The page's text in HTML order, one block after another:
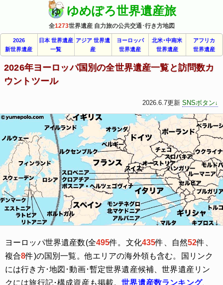
ゆめぽろ世界遺産旅
全1273世界遺産 自力旅の公共交通･行き方地図
2026
新世界遺産
日本 世界遺産
一覧
アジア 世界遺
産
ヨーロッパ
世界遺産
北米･中南米
世界遺産
アフリカ
世界遺産
2026年ヨーロッパ国別の全世界遺産一覧と訪問数カ
ウントツール
2026.6.7更新 SNSボタン
ヨーロッパ世界遺産数(全495件。文化435件、自然52件、
複合8件)の国別一覧。他エリアの海外領も含む。国リンク
には行き方･地図･動画･暫定世界遺産候補、世界遺産リン
クには旅行記･構成資産も掲載。世界遺産数ランキング、